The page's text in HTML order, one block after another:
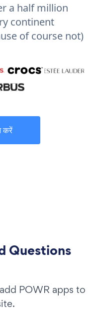
a half million
continent
of course not)
करें
Questions
POWR apps to